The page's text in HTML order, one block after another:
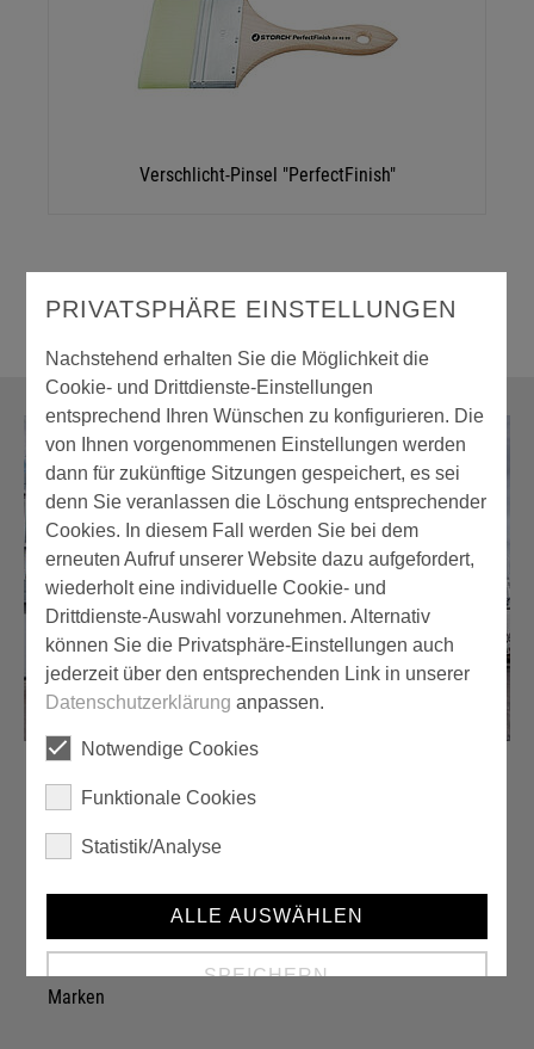
Verschlicht-Pinsel "PerfectFinish"
Über einzA
Unternehmen
Karriere
Marken
PRIVATSPHÄRE EINSTELLUNGEN
Nachstehend erhalten Sie die Möglichkeit die
Cookie- und Drittdienste-Einstellungen
entsprechend Ihren Wünschen zu konfigurieren. Die
von Ihnen vorgenommenen Einstellungen werden
dann für zukünftige Sitzungen gespeichert, es sei
denn Sie veranlassen die Löschung entsprechender
Cookies. In diesem Fall werden Sie bei dem
erneuten Aufruf unserer Website dazu aufgefordert,
wiederholt eine individuelle Cookie- und
Drittdienste-Auswahl vorzunehmen. Alternativ
können Sie die Privatsphäre-Einstellungen auch
jederzeit über den entsprechenden Link in unserer
Datenschutzerklärung anpassen.
Notwendige Cookies
Funktionale Cookies
Statistik/Analyse
ALLE AUSWÄHLEN
SPEICHERN